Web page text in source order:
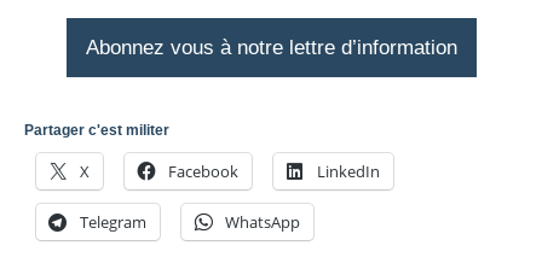
Abonnez vous à notre lettre d’information
Partager c'est militer
X Facebook LinkedIn
Telegram WhatsApp